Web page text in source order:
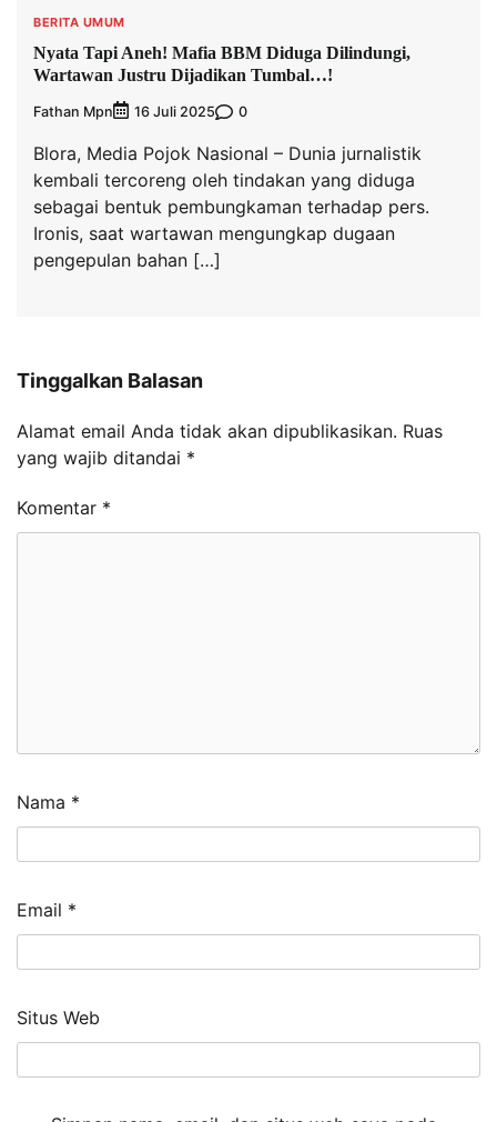
BERITA UMUM
Nyata Tapi Aneh! Mafia BBM Diduga Dilindungi,
Wartawan Justru Dijadikan Tumbal…!
Fathan Mpn 16 Juli 2025 0
Blora, Media Pojok Nasional – Dunia jurnalistik
kembali tercoreng oleh tindakan yang diduga
sebagai bentuk pembungkaman terhadap pers.
Ironis, saat wartawan mengungkap dugaan
pengepulan bahan […]
Tinggalkan Balasan
Alamat email Anda tidak akan dipublikasikan. Ruas
yang wajib ditandai *
Komentar *
Nama *
Email *
Situs Web